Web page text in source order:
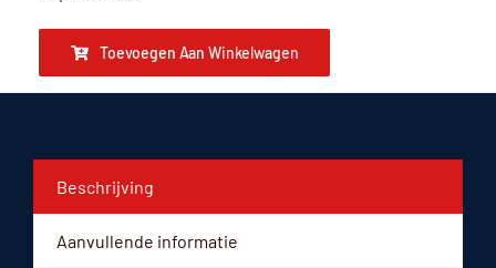
Toevoegen Aan Winkelwagen
Beschrijving
Aanvullende informatie